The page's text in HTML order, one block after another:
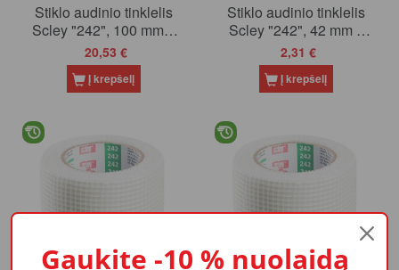
Stiklo audinio tinklelis
Scley "242", 100 mm x
90 m, (0350-421090)
20,53 €
Į krepšelį
Stiklo audinio tinklelis
Scley "242", 42 mm x
20 m, (0350-424220)
2,31 €
Į krepšelį
Gaukite -10 % nuolaidą